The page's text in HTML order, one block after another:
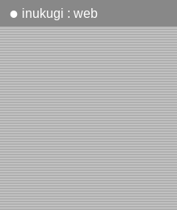
● inukugi : web